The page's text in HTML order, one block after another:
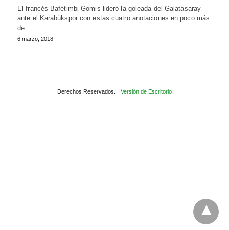
El francés Bafétimbi Gomis lideró la goleada del Galatasaray
ante el Karabükspor con estas cuatro anotaciones en poco más
de…
6 marzo, 2018
Derechos Reservados. Versión de Escritorio